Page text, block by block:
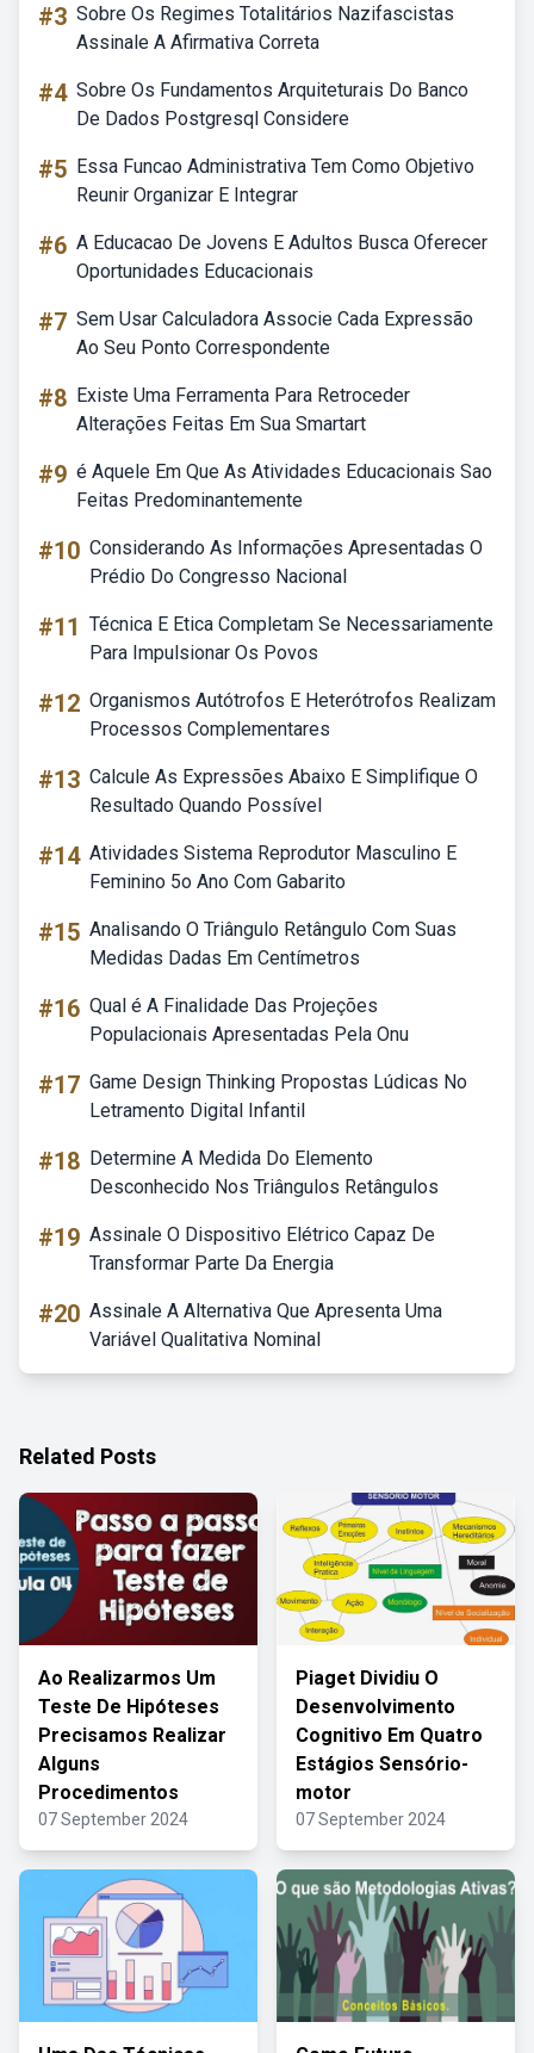
#3 Sobre Os Regimes Totalitários Nazifascistas
Assinale A Afirmativa Correta
#4 Sobre Os Fundamentos Arquiteturais Do Banco
De Dados Postgresql Considere
#5 Essa Funcao Administrativa Tem Como Objetivo
Reunir Organizar E Integrar
#6 A Educacao De Jovens E Adultos Busca Oferecer
Oportunidades Educacionais
#7 Sem Usar Calculadora Associe Cada Expressão
Ao Seu Ponto Correspondente
#8 Existe Uma Ferramenta Para Retroceder
Alterações Feitas Em Sua Smartart
#9 é Aquele Em Que As Atividades Educacionais Sao
Feitas Predominantemente
#10 Considerando As Informações Apresentadas O
Prédio Do Congresso Nacional
#11 Técnica E Etica Completam Se Necessariamente
Para Impulsionar Os Povos
#12 Organismos Autótrofos E Heterótrofos Realizam
Processos Complementares
#13 Calcule As Expressões Abaixo E Simplifique O
Resultado Quando Possível
#14 Atividades Sistema Reprodutor Masculino E
Feminino 5o Ano Com Gabarito
#15 Analisando O Triângulo Retângulo Com Suas
Medidas Dadas Em Centímetros
#16 Qual é A Finalidade Das Projeções
Populacionais Apresentadas Pela Onu
#17 Game Design Thinking Propostas Lúdicas No
Letramento Digital Infantil
#18 Determine A Medida Do Elemento
Desconhecido Nos Triângulos Retângulos
#19 Assinale O Dispositivo Elétrico Capaz De
Transformar Parte Da Energia
#20 Assinale A Alternativa Que Apresenta Uma
Variável Qualitativa Nominal
Related Posts
Ao Realizarmos Um
Teste De Hipóteses
Precisamos Realizar
Alguns
Procedimentos
07 September 2024
Piaget Dividiu O
Desenvolvimento
Cognitivo Em Quatro
Estágios Sensório-
motor
07 September 2024